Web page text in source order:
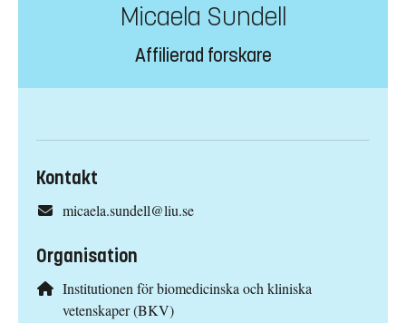
Micaela Sundell
Affilierad forskare
Kontakt
micaela.sundell@liu.se
Organisation
Institutionen för biomedicinska och kliniska
vetenskaper (BKV)